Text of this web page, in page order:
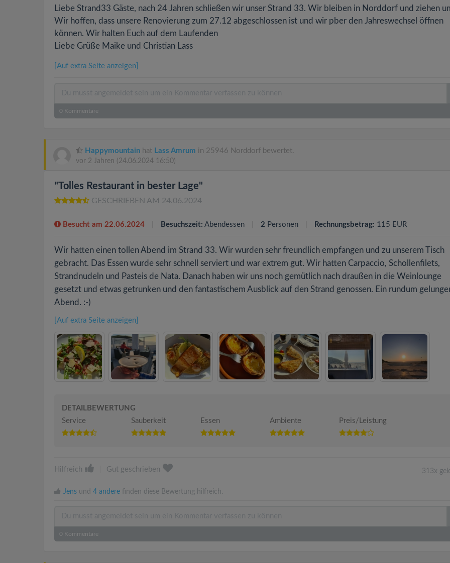
Liebe Strand33 Gäste, nach 24 Jahren schließen wir unser Strand 33. Wir bleiben in Norddorf und ziehen
Wir hoffen, dass unsere Renovierung zum 27.12 abgeschlossen ist und wir pber den Jahreswechsel öffnen
können. Wir halten Euch auf dem Laufenden
Liebe Grüße Maike und Christian Lass
[Auf extra Seite anzeigen]
0 Kommentare
Happymountain hat Lass Amrum in 25946 Norddorf bewertet.
vor 2 Jahren (24.06.2024 16:50)
"Tolles Restaurant in bester Lage"
GESCHRIEBEN AM 24.06.2024
Besucht am 22.06.2024 Besuchszeit: Abendessen 2 Personen Rechnungsbetrag: 115 EUR
Wir hatten einen tollen Abend im Strand 33. Wir wurden sehr freundlich empfangen und zu unserem Tisch
gebracht. Das Essen wurde sehr schnell serviert und war extrem gut. Wir hatten Carpaccio, Schollenfilets,
Strandnudeln und Pasteis de Nata. Danach haben wir uns noch gemütlich nach draußen in die Weinlounge
gesetzt und etwas getrunken und den fantastischem Ausblick auf den Strand genossen. Ein rundum
Abend. :-)
[Auf extra Seite anzeigen]
DETAILBEWERTUNG
Service
Sauberkeit Essen Ambiente Preis/Leistung
Hilfreich Gut geschrieben 313x
Jens und 4 andere finden diese Bewertung hilfreich.
0 Kommentare